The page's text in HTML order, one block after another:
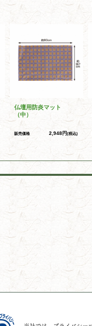
仏壇用防炎マット
（中）
販売価格 2,948円(税込)